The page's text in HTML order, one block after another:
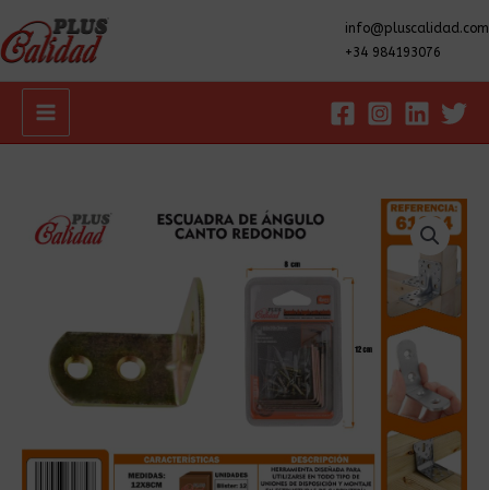
info@pluscalidad.com
+34 984193076
Main